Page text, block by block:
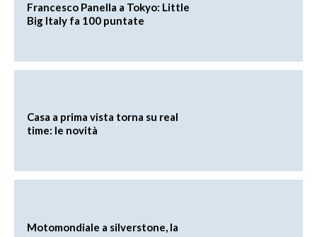
Francesco Panella a Tokyo: Little
Big Italy fa 100 puntate
Casa a prima vista torna su real
time: le novità
Motomondiale a silverstone, la